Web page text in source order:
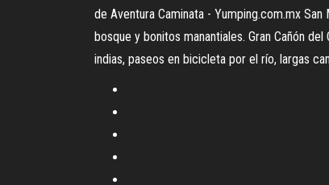
de Aventura Caminata - Yumping.com.mx
bosque y bonitos manantiales. Gran Cañón
indias, paseos en bicicleta por el río, largas